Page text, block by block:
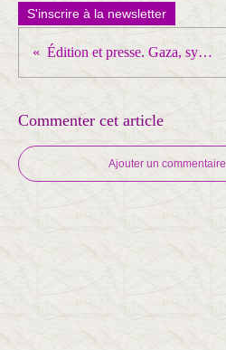
S'inscrire à la newsletter
Édition et presse. Gaza, symbole d’un tour de vis idéologique
Commenter cet article
Ajouter un commentaire